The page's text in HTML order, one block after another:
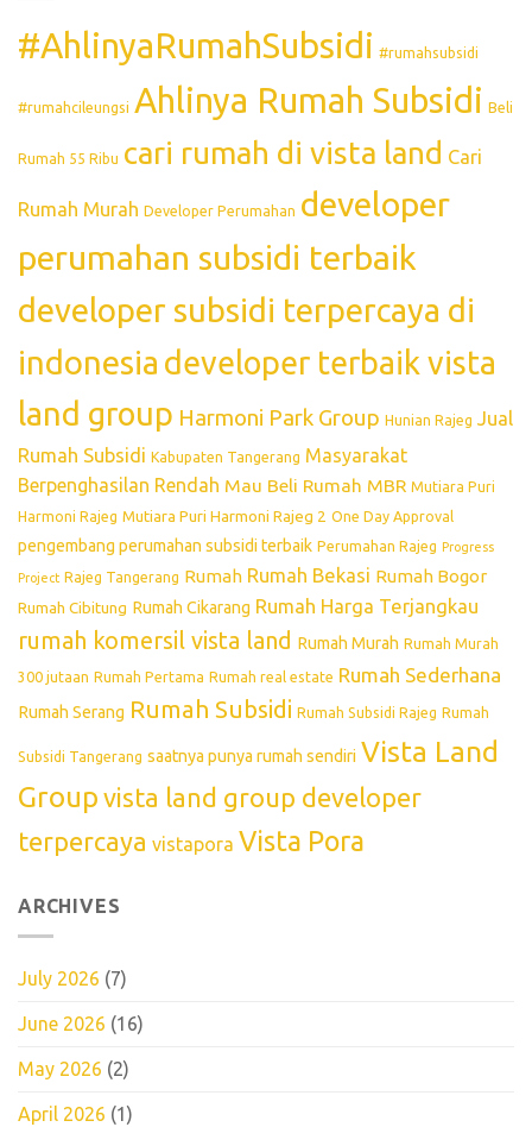
#AhlinyaRumahSubsidi #rumahsubsidi
#rumahcileungsi Ahlinya Rumah Subsidi Beli
Rumah 55 Ribu cari rumah di vista land Cari
Rumah Murah Developer Perumahan developer
perumahan subsidi terbaik
developer subsidi terpercaya di
indonesia developer terbaik vista
land group Harmoni Park Group Hunian Rajeg Jual
Rumah Subsidi Kabupaten Tangerang Masyarakat
Berpenghasilan Rendah Mau Beli Rumah MBR Mutiara Puri
Harmoni Rajeg Mutiara Puri Harmoni Rajeg 2 One Day Approval
pengembang perumahan subsidi terbaik Perumahan Rajeg Progress
Project Rajeg Tangerang Rumah Rumah Bekasi Rumah Bogor
Rumah Cibitung Rumah Cikarang Rumah Harga Terjangkau
rumah komersil vista land Rumah Murah Rumah Murah
300 jutaan Rumah Pertama Rumah real estate Rumah Sederhana
Rumah Serang Rumah Subsidi Rumah Subsidi Rajeg Rumah
Subsidi Tangerang saatnya punya rumah sendiri Vista Land
Group vista land group developer
terpercaya vistapora Vista Pora
ARCHIVES
July 2026 (7)
June 2026 (16)
May 2026 (2)
April 2026 (1)